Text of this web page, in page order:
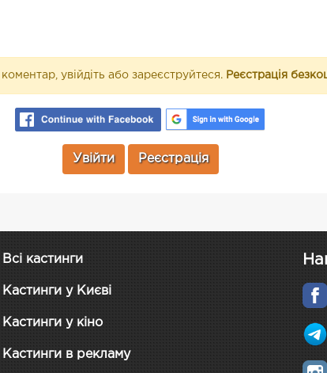
увійдіть або зареєструйтеся. Реєстрація
Увійти Реєстрація
Всі кастинги
Кастинги у Києві
Кастинги у кіно
Кастинги в рекламу